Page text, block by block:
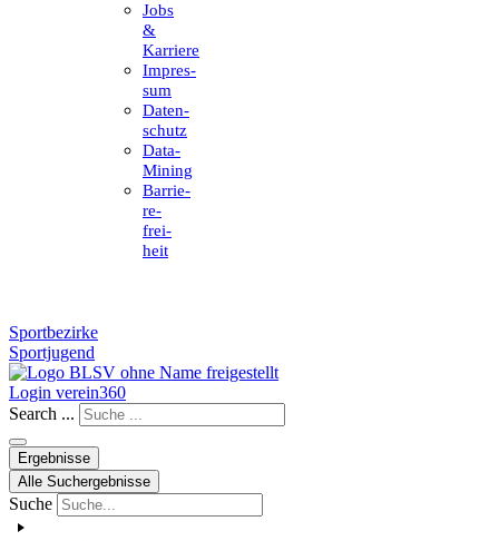
Jobs
&
Karriere
Impres­
sum
Daten­
schutz
Data-
Mining
Barrie­
re­
frei­
heit
Sportbezirke
Sportjugend
Login verein360
Search ...
Ergebnisse
Alle Suchergebnisse
Suche